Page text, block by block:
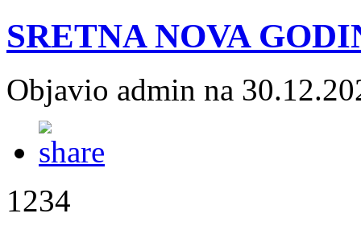
SRETNA NOVA
Objavio admin na
1234